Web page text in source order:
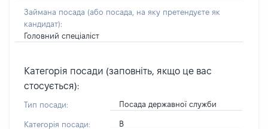
Займана посада (або посада, на яку претендуєте як
кандидат):
Головний спеціаліст
Категорія посади (заповніть, якщо це вас
стосується):
Тип посади: Посада державної служби
Категорія посади: В